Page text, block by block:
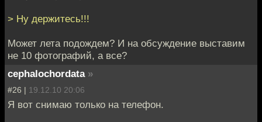
> Ну держитесь!!!
Может лета подождем? И на обсуждение выставим
не 10 фотографий, а все?
cephalochordata »
#26 | 19.12.10 20:06
Я вот снимаю только на телефон.